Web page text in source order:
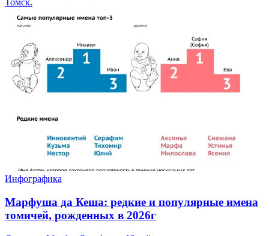
Томск.
Инфографика
Марфуша да Кеша: редкие и популярные имена
томичей, рожденных в 2026г